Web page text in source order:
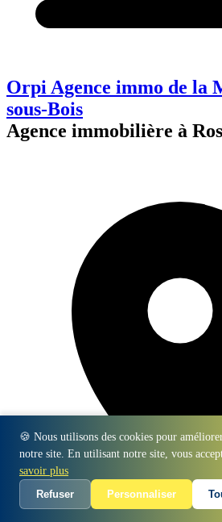
🍪 Nous utilisons des cookies pour
notre site. En utilisant notre site, vous
savoir plus
Refuser
Personnaliser
Orpi Agence immo de la
sous-Bois
Agence immobilière à